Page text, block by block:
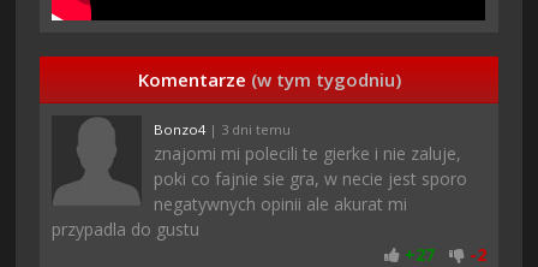
Komentarze (w tym tygodniu)
Bonzo4| 3 dni temu
znajomi mi polecili te gierke i nie zaluje,
poki co fajnie sie gra, w necie jest sporo
negatywnych opinii ale akurat mi
przypadla do gustu
+27 -2